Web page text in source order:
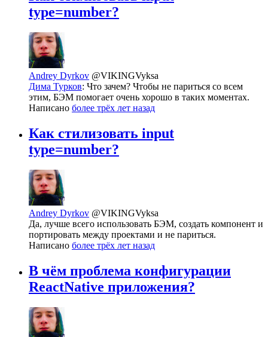
type=number?
Andrey Dyrkov @VIKINGVyksa
Дима Турков: Что зачем? Чтобы не париться со всем
этим, БЭМ помогает очень хорошо в таких моментах.
Написано более трёх лет назад
Как стилизовать input
type=number?
Andrey Dyrkov @VIKINGVyksa
Да, лучше всего использовать БЭМ, создать компонент и
портировать между проектами и не париться.
Написано более трёх лет назад
В чём проблема конфигурации
ReactNative приложения?